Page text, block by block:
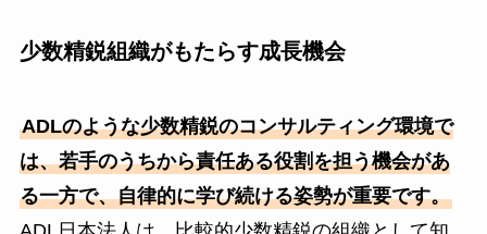
少数精鋭組織がもたらす成長機会
ADLのような少数精鋭のコンサルティング環境で
は、若手のうちから責任ある役割を担う機会があ
る一方で、自律的に学び続ける姿勢が重要です。